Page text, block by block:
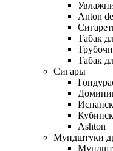
Anton
Табак
Табак
Сигары
Ashton
Мундштуки